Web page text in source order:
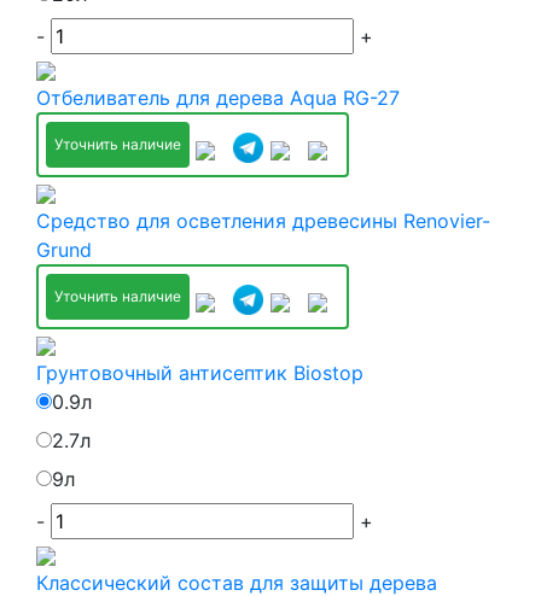
-
+
Отбеливатель для дерева Aqua RG-27
Уточнить наличие
Средство для осветления древесины Renovier-
Grund
Уточнить наличие
Грунтовочный антисептик Biostop
0.9л
2.7л
9л
-
+
Классический состав для защиты дерева